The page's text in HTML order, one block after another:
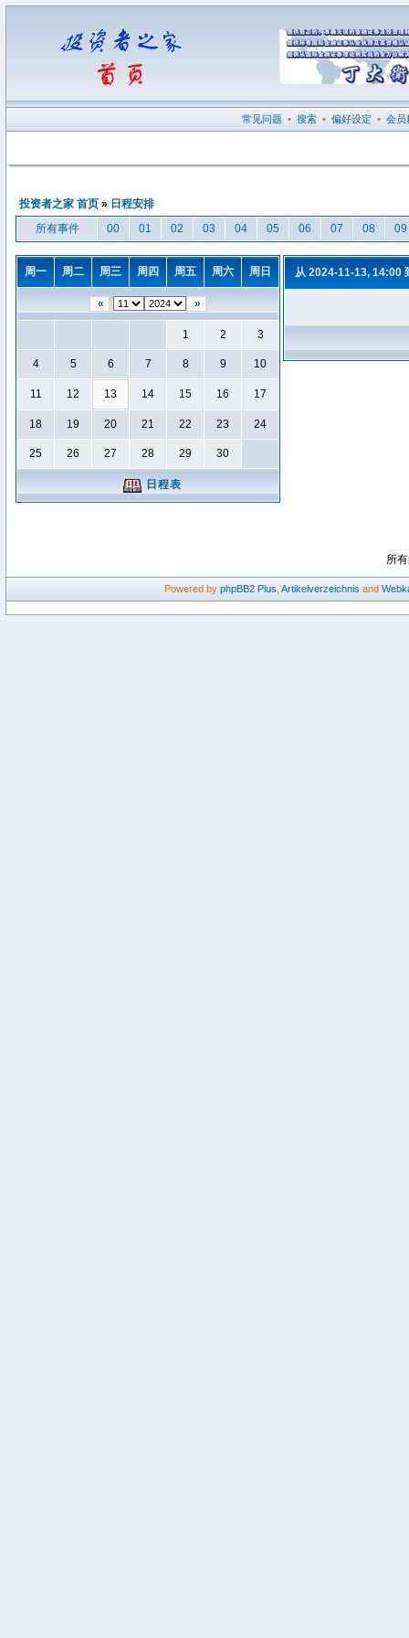
常见问题 • 搜索 • 偏好设定 • 会员
投资者之家 首页 » 日程安排
所有事件
00 01 02 03 04 05 06 07 08 09
周一 周二 周三 周四 周五 周六 周日
« »
1 2 3
4 5 6 7 8 9 10
11 12 13 14 15 16 17
18 19 20 21 22 23 24
25 26 27 28 29 30
日程表
从 2024-11-13, 14:00
所
Powered by phpBB2 Plus Artikelverzeichnis and